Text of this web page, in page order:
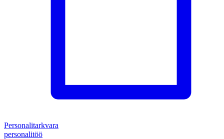
Personalitarkvara
personalitöö